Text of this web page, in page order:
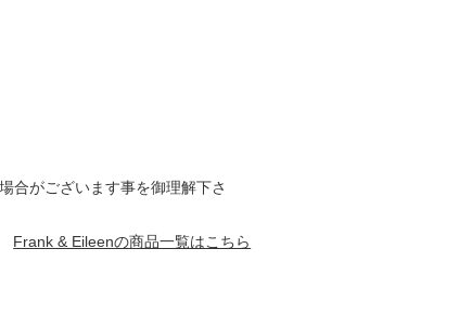
合がございます事を御理解下さ
Frank & Eileenの商品一覧はこちら